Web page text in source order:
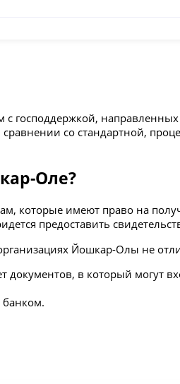
господдержкой,
со стандартной,
Оле?
которые имеют право на
предоставить
Йошкар-Олы не
в который могут
банком.